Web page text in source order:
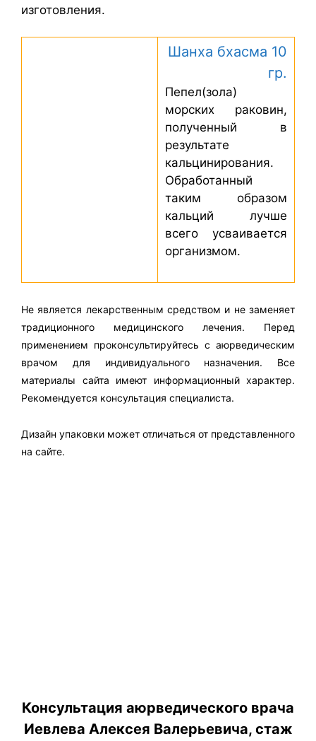
изготовления.
Шанха бхасма 10
гр.
Пепел(зола)
морских раковин,
полученный в
результате
кальцинирования.
Обработанный
таким образом
кальций лучше
всего усваивается
организмом.
Не является лекарственным средством и не заменяет
традиционного медицинского лечения. Перед
применением проконсультируйтесь с аюрведическим
врачом для индивидуального назначения. Все
материалы сайта имеют информационный характер.
Рекомендуется консультация специалиста.
Дизайн упаковки может отличаться от представленного
на сайте.
Консультация аюрведического врача
Иевлева Алексея Валерьевича, стаж